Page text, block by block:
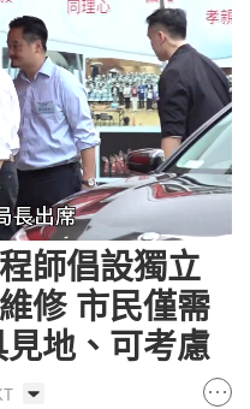
師倡設獨立
修 市民僅需
地、可考慮